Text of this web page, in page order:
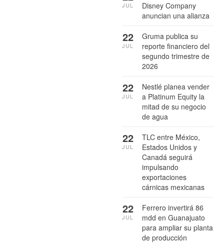
Disney Company
anuncian una alianza
JUL
Gruma publica su
reporte financiero del
segundo trimestre de
2026
22
JUL
Nestlé planea vender
a Platinum Equity la
mitad de su negocio
de agua
22
JUL
TLC entre México,
Estados Unidos y
Canadá seguirá
impulsando
exportaciones
cárnicas mexicanas
22
JUL
Ferrero invertirá 86
mdd en Guanajuato
para ampliar su planta
de producción
22
JUL